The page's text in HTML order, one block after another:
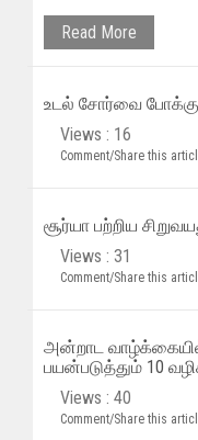
Read More
உடல் சோர்வை
Views : 16
Comment/Share this
சூர்யா பற்றிய
Views : 31
Comment/Share this
அன்றாட
பயன்படுத்தும் 10
Views : 40
Comment/Share this